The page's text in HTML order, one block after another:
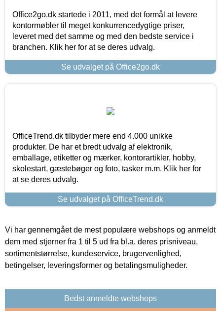
Office2go.dk startede i 2011, med det formål at levere
kontormøbler til meget konkurrencedygtige priser,
leveret med det samme og med den bedste service i
branchen. Klik her for at se deres udvalg.
Se udvalget på Office2go.dk
OfficeTrend.dk tilbyder mere end 4.000 unikke
produkter. De har et bredt udvalg af elektronik,
emballage, etiketter og mærker, kontorartikler, hobby,
skolestart, gæstebøger og foto, tasker m.m. Klik her for
at se deres udvalg.
Se udvalget på OfficeTrend.dk
Vi har gennemgået de mest populære webshops og anmeldt
dem med stjerner fra 1 til 5 ud fra bl.a. deres prisniveau,
sortimentstørrelse, kundeservice, brugervenlighed,
betingelser, leveringsformer og betalingsmuligheder.
Bedst anmeldte webshops